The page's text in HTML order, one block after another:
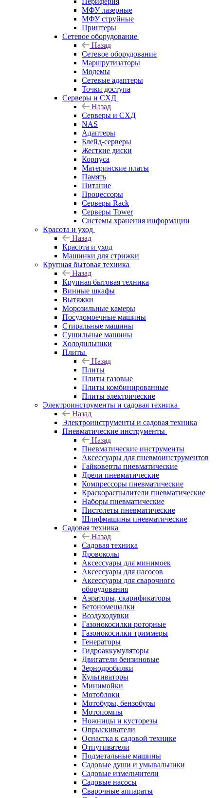
МФУ лазерные
МФУ струйные
Принтеры
Сетевое оборудование
Назад
Сетевое оборудование
Маршрутизаторы
Модемы
Сетевые адаптеры
Точки доступа
Серверы и СХД
Назад
Серверы и СХД
NAS
Адаптеры
Блейд-серверы
Жесткие диски
Корпуса
Материнские платы
Память
Питание
Процессоры
Серверы Rack
Серверы Tower
Системы хранения информации
Красота и уход
Назад
Красота и уход
Машинки для стрижки
Крупная бытовая техника
Назад
Крупная бытовая техника
Винные шкафы
Вытяжки
Морозильные камеры
Посудомоечные машины
Стиральные машины
Сушильные машины
Холодильники
Плиты
Назад
Плиты
Плиты газовые
Плиты комбинированные
Плиты электрические
Электроинструменты и садовая техника
Назад
Электроинструменты и садовая техника
Пневматические инструменты
Назад
Пневматические инструменты
Аксессуары для пневмоинструментов
Гайковерты пневматические
Дрели пневматические
Компрессоры пневматические
Краскораспылители пневматические
Наборы пневматические
Пистолеты пневматические
Шлифмашины пневматические
Садовая техника
Назад
Садовая техника
Дровоколы
Аксессуары для минимоек
Аксессуары для насосов
Аксессуары для сварочного
оборудования
Аэраторы, скарификаторы
Бетономешалки
Воздуходувки
Газонокосилки роторные
Газонокосилки триммеры
Генераторы
Гидроаккумуляторы
Двигатели бензиновые
Зернодробилки
Культиваторы
Минимойки
Мотоблоки
Мотобуры, бензобуры
Мотопомпы
Ножницы и кусторезы
Опрыскиватели
Оснастка к садовой технике
Отпугиватели
Подметальные машины
Садовые души и умывальники
Садовые измельчители
Садовые насосы
Сварочные аппараты